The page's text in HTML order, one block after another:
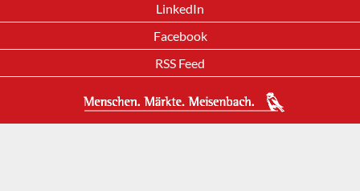
LinkedIn
Facebook
RSS Feed